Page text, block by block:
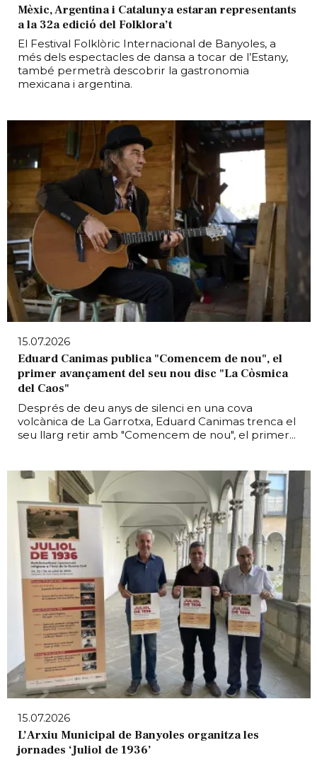
Mèxic, Argentina i Catalunya estaran representants
a la 32a edició del Folklora’t
El Festival Folklòric Internacional de Banyoles, a
més dels espectacles de dansa a tocar de l’Estany,
també permetrà descobrir la gastronomia
mexicana i argentina.
15.07.2026
Eduard Canimas publica "Comencem de nou", el
primer avançament del seu nou disc "La Còsmica
del Caos"
Després de deu anys de silenci en una cova
volcànica de La Garrotxa, Eduard Canimas trenca el
seu llarg retir amb "Comencem de nou", el primer...
15.07.2026
L’Arxiu Municipal de Banyoles organitza les
jornades ‘Juliol de 1936’